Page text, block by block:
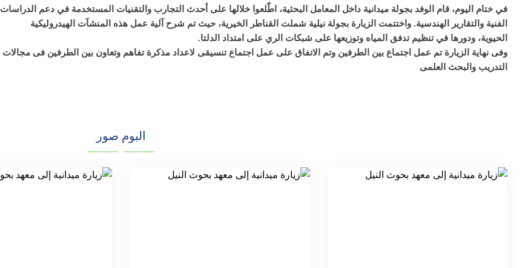
في ختام اليوم، قام الوفد بجولة ميدانية داخل المعامل البحثية، اطّلعوا خلالها على أحدث التجارب والتقنيات المستخدمة في دعم الدراسات
الفنية والتقارير الهندسية. واختتمت الزيارة بجولة نيلية شملت القناطر الخيرية، حيث تم شرح آلية عمل هذه المنشآت الهيدروليكية
الحيوية، ودورها في تنظيم تدفق المياه وتوزيعها على شبكات الري على امتداد الدلتا.
وفى نهاية الزيارة تم عمل اجتماع بين الطرفين وتم الاتفاق على عمل اجتماع تنسيقى لاعداد مذكرة تفاهم وتعاون بين الطرفين فى مجالات
التدريب والبحث العلمى
البوم صور